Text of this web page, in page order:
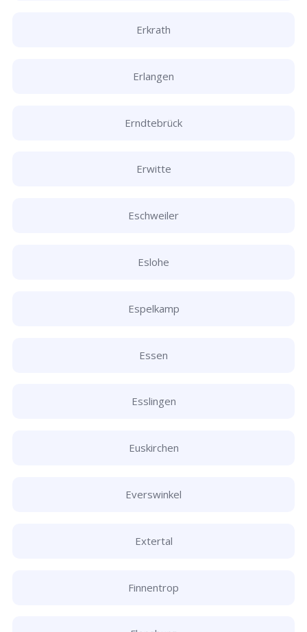
Erkrath
Erlangen
Erndtebrück
Erwitte
Eschweiler
Eslohe
Espelkamp
Essen
Esslingen
Euskirchen
Everswinkel
Extertal
Finnentrop